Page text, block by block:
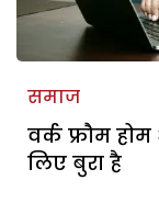
समाज
वर्क फ्रौम
लिए बुरा है